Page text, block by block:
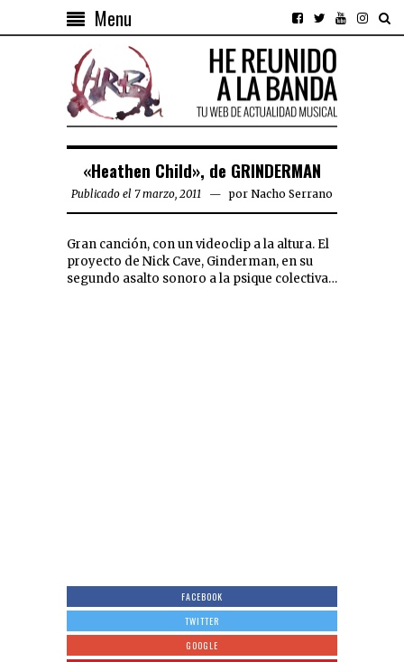
Menu
«Heathen Child», de GRINDERMAN
Publicado el 7 marzo, 2011 por Nacho Serrano
Gran canción, con un videoclip a la altura. El
proyecto de Nick Cave, Ginderman, en su
segundo asalto sonoro a la psique colectiva…
FACEBOOK
TWITTER
GOOGLE